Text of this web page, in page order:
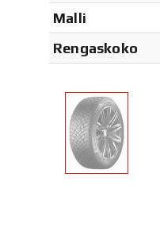
Malli
Rengaskoko